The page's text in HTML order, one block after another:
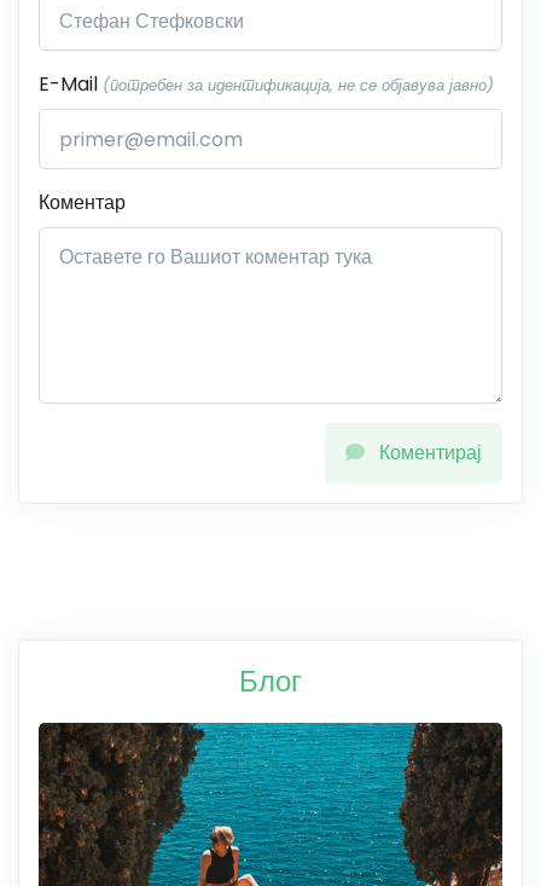
E-Mail (потребен за идентификација, не се објавува јавно)
Коментар
Коментирај
Блог